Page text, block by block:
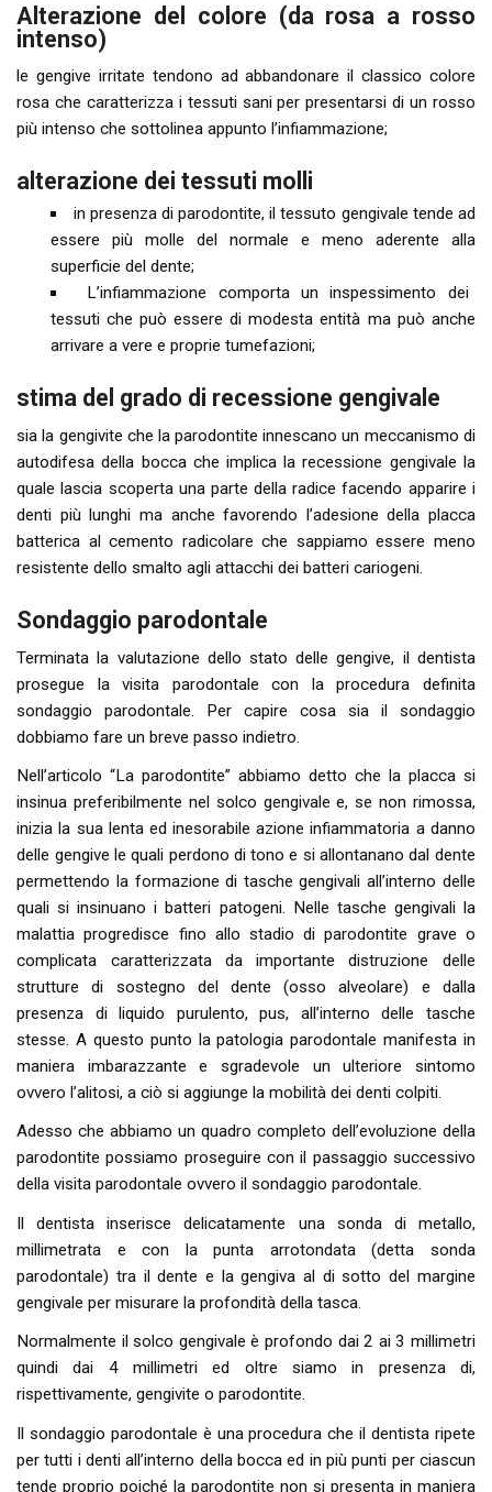
Alterazione del colore (da rosa a rosso
intenso)
le gengive irritate tendono ad abbandonare il classico colore
rosa che caratterizza i tessuti sani per presentarsi di un rosso
più intenso che sottolinea appunto l’infiammazione;
alterazione dei tessuti molli
in presenza di parodontite, il tessuto gengivale tende ad
essere più molle del normale e meno aderente alla
superficie del dente;
L’infiammazione comporta un inspessimento dei
tessuti che può essere di modesta entità ma può anche
arrivare a vere e proprie tumefazioni;
stima del grado di recessione gengivale
sia la gengivite che la parodontite innescano un meccanismo di
autodifesa della bocca che implica la recessione gengivale la
quale lascia scoperta una parte della radice facendo apparire i
denti più lunghi ma anche favorendo l’adesione della placca
batterica al cemento radicolare che sappiamo essere meno
resistente dello smalto agli attacchi dei batteri cariogeni.
Sondaggio parodontale
Terminata la valutazione dello stato delle gengive, il dentista
prosegue la visita parodontale con la procedura definita
sondaggio parodontale. Per capire cosa sia il sondaggio
dobbiamo fare un breve passo indietro.
Nell’articolo “La parodontite” abbiamo detto che la placca si
insinua preferibilmente nel solco gengivale e, se non rimossa,
inizia la sua lenta ed inesorabile azione infiammatoria a danno
delle gengive le quali perdono di tono e si allontanano dal dente
permettendo la formazione di tasche gengivali all’interno delle
quali si insinuano i batteri patogeni. Nelle tasche gengivali la
malattia progredisce fino allo stadio di parodontite grave o
complicata caratterizzata da importante distruzione delle
strutture di sostegno del dente (osso alveolare) e dalla
presenza di liquido purulento, pus, all’interno delle tasche
stesse. A questo punto la patologia parodontale manifesta in
maniera imbarazzante e sgradevole un ulteriore sintomo
ovvero l’alitosi, a ciò si aggiunge la mobilità dei denti colpiti.
Adesso che abbiamo un quadro completo dell’evoluzione della
parodontite possiamo proseguire con il passaggio successivo
della visita parodontale ovvero il sondaggio parodontale.
Il dentista inserisce delicatamente una sonda di metallo,
millimetrata e con la punta arrotondata (detta sonda
parodontale) tra il dente e la gengiva al di sotto del margine
gengivale per misurare la profondità della tasca.
Normalmente il solco gengivale è profondo dai 2 ai 3 millimetri
quindi dai 4 millimetri ed oltre siamo in presenza di,
rispettivamente, gengivite o parodontite.
Il sondaggio parodontale è una procedura che il dentista ripete
per tutti i denti all’interno della bocca ed in più punti per ciascun
tende proprio poiché la parodontite non si presenta in maniera